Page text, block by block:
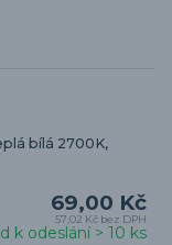
bílá 2700K,
69,00 Kč
57,02 Kč bez DPH
k odeslání > 10 ks